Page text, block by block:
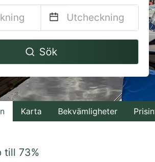
Navigate
to
interact
with
the
Sök
Karta Bekvämligheter
till 73%